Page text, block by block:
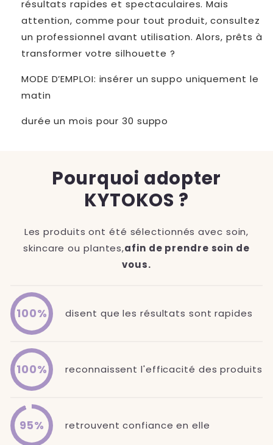
résultats rapides et spectaculaires. Mais
attention, comme pour tout produit, consultez
un professionnel avant utilisation. Alors, prêts à
transformer votre silhouette ?
MODE D’EMPLOI: insérer un suppo uniquement le
matin
durée un mois pour 30 suppo
Pourquoi adopter
KYTOKOS ?
Les produits ont été sélectionnés avec soin,
skincare ou plantes,afin de prendre soin de
vous.
100% disent que les résultats sont rapides
100% reconnaissent l'efficacité des produits
95% retrouvent confiance en elle